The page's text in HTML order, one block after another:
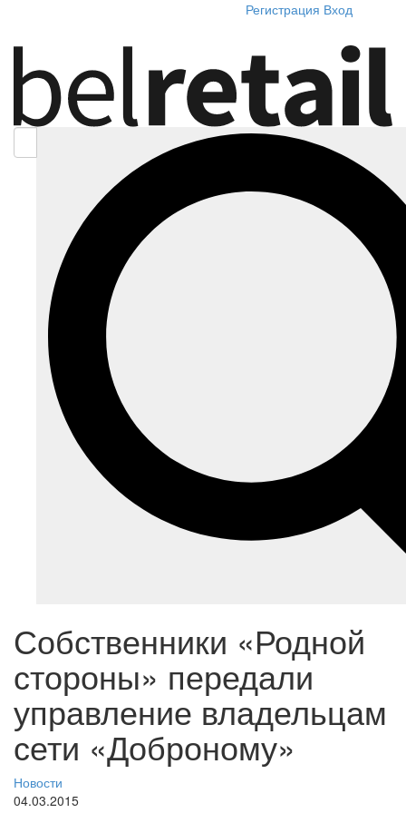
Регистрация Вход
Собственники «Родной
стороны» передали
управление владельцам
сети «Доброному»
Новости
04.03.2015